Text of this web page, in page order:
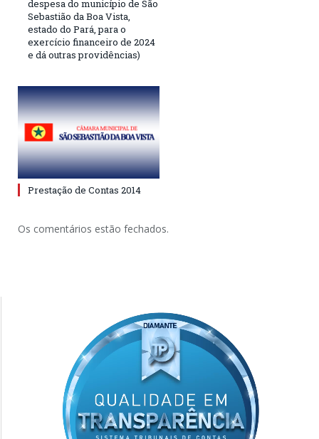
despesa do município de São
Sebastião da Boa Vista,
estado do Pará, para o
exercício financeiro de 2024
e dá outras providências)
Prestação de Contas 2014
Os comentários estão fechados.